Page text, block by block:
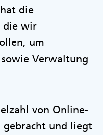
die
die wir
um
Verwaltung
von Online-
gebracht und liegt